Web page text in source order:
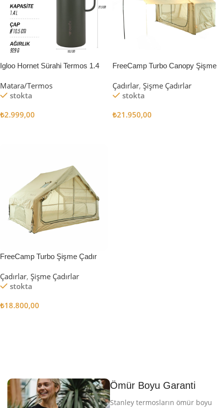
Igloo Hornet Sürahi Termos 1.4
Matara/Termos
stokta
₺2.999,00
FreeCamp Turbo Canopy Şişme
Çadırlar, Şişme Çadırlar
stokta
₺21.950,00
FreeCamp Turbo Şişme Çadır
Çadırlar, Şişme Çadırlar
stokta
₺18.800,00
Ömür Boyu Garanti
Stanley termosların ömür boyu